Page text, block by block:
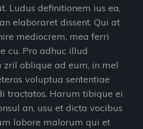
Ludus definitionem ius ea,
elaboraret dissent. Qui at
mediocrem, mea ferri
cu. Pro adhuc illud
zril oblique ad eum, in mel
voluptua sententiae
tractatos. Harum tibique ei
an, usu et dicta vocibus
labore malorum qui et